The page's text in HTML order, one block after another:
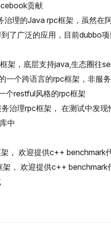
贡献
治理的Java rpc框架，虽然在
了广泛的应用，目前dubbo
架，底层支持java,生态圈往
一个跨语言的rpc框架，非服
个restful风格的rpc框架
治理rpc框架， 在测试中发现
中
， 欢迎提供c++ benchmark
架， 欢迎提供c++ benchmark